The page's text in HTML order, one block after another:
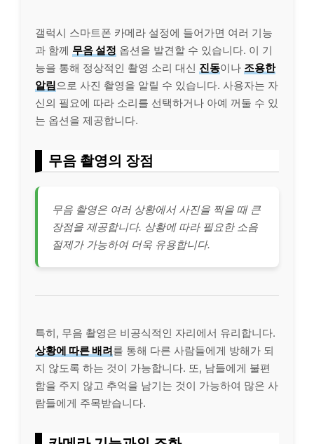
갤럭시 스마트폰 카메라 설정에 들어가면 여러 기능
과 함께 무음 설정 옵션을 발견할 수 있습니다. 이 기
능을 통해 정상적인 촬영 소리 대신 진동이나 조용한
알림으로 사진 촬영을 알릴 수 있습니다. 사용자는 자
신의 필요에 따라 소리를 선택하거나 아예 꺼둘 수 있
는 옵션을 제공합니다.
무음 촬영의 장점
무음 촬영은 여러 상황에서 사진을 찍을 때 큰
장점을 제공합니다. 상황에 따라 필요한 소음
절제가 가능하여 더욱 유용합니다.
특히, 무음 촬영은 비공식적인 자리에서 유리합니다.
상황에 따른 배려를 통해 다른 사람들에게 방해가 되
지 않도록 하는 것이 가능합니다. 또, 남들에게 불편
함을 주지 않고 추억을 남기는 것이 가능하여 많은 사
람들에게 주목받습니다.